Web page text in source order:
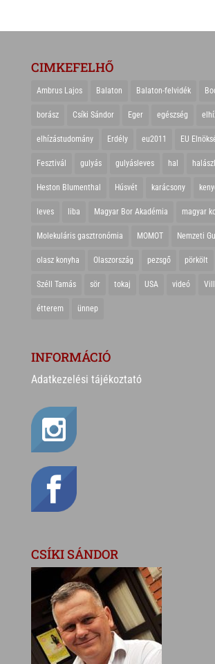
CIMKEFELHŐ
Ambrus Lajos Balaton Balaton-felvidék
borász Csíki Sándor Eger egészség
elhízástudomány Erdély eu2011 EU
Fesztivál gulyás gulyásleves hal
Heston Blumenthal Húsvét karácsony
leves liba Magyar Bor Akadémia magyar
Molekuláris gasztronómia MOMOT Nemzeti
olasz konyha Olaszország pezsgő pörkölt
Széll Tamás sör tokaj USA videó
étterem ünnep
INFORMÁCIÓ
Adatkezelési tájékoztató
CSÍKI SÁNDOR